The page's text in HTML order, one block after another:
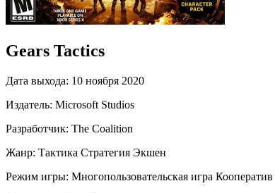
Gears Tactics
Дата выхода: 10 ноября 2020
Издатель: Microsoft Studios
Разработчик: The Coalition
Жанр: Тактика Стратегия Экшен
Режим игры: Многопользовательская игра Кооператив